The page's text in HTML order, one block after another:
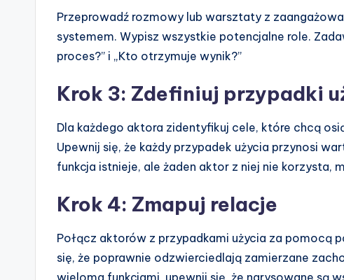
Przeprowadź rozmowy lub warsztaty z
systemem. Wypisz wszystkie potencjalne role.
proces?” i „Kto otrzymuje wynik?”
Krok 3: Zdefiniuj przypadki
Dla każdego aktora zidentyfikuj cele, które chcą
Upewnij się, że każdy przypadek użycia przynosi
funkcja istnieje, ale żaden aktor z niej nie korzysta,
Krok 4: Zmapuj relacje
Połącz aktorów z przypadkami użycia za pomocą
się, że poprawnie odzwierciedlają zamierzane
wieloma funkcjami, upewnij się, że narysowane są